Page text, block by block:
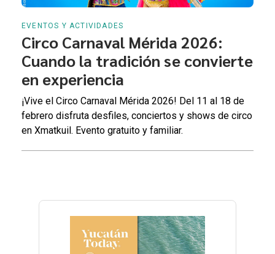
EVENTOS Y ACTIVIDADES
Circo Carnaval Mérida 2026:
Cuando la tradición se convierte
en experiencia
¡Vive el Circo Carnaval Mérida 2026! Del 11 al 18 de
febrero disfruta desfiles, conciertos y shows de circo
en Xmatkuil. Evento gratuito y familiar.